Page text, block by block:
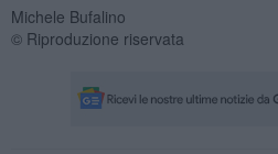
Michele Bufalino
© Riproduzione riservata